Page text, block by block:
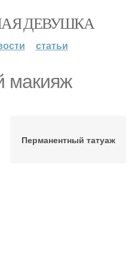
ДЕВУШКА
статьи
макияж
Перманентный татуаж